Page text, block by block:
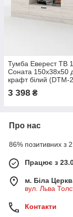
Тумба Еверест ТВ
Соната 150х38х50
крафт білий (DTM-
3 398 ₴
Про нас
86% позитивних з
Працює з
м. Біла
вул. Льва
Контакти